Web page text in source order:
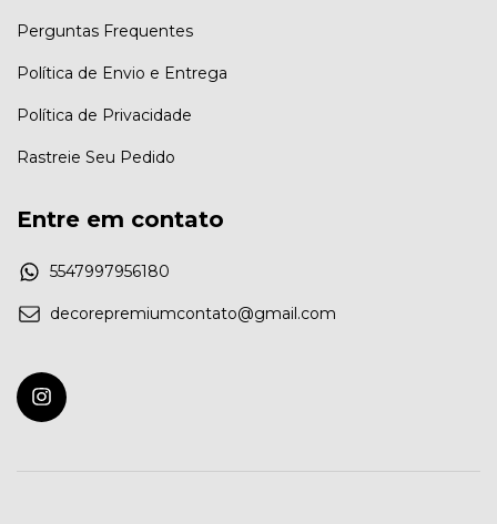
Perguntas Frequentes
Política de Envio e Entrega
Política de Privacidade
Rastreie Seu Pedido
Entre em contato
5547997956180
decorepremiumcontato@gmail.com